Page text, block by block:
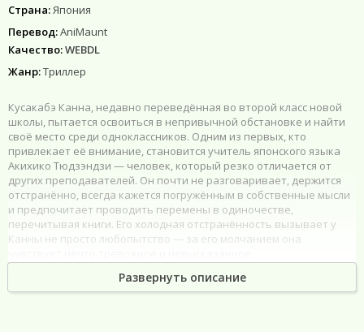
Страна:Япония
Перевод:AniMaunt
Качество:WEBDL
Жанр:Триллер
Кусакабэ Канна, недавно переведённая во второй класс новой
школы, пытается освоиться в непривычной обстановке и найти
своё место среди одноклассников. Одним из первых, кто
привлекает её внимание, становится учитель японского языка
Акихико Тюдзэндзи — человек, который резко отличается от
других преподавателей. Он почти не разговаривает, держится
отстранённо, всегда кажется погружённым в собственные мысли
и предпочитает проводить перемены в одиночестве,
перечитывая книги. Его холодная отстранённость вызывает у
Канны не просто любопытство — за его молчанием она
Со временем Канна начинает замечать странности, которые не
поддаются логике: едва уловимые тени, что скользят в школьных
Развернуть описание